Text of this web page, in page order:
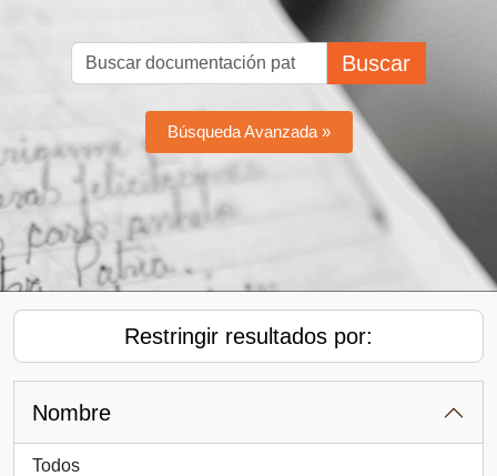
Buscar
Búsqueda Avanzada »
Restringir resultados por:
Nombre
Todos